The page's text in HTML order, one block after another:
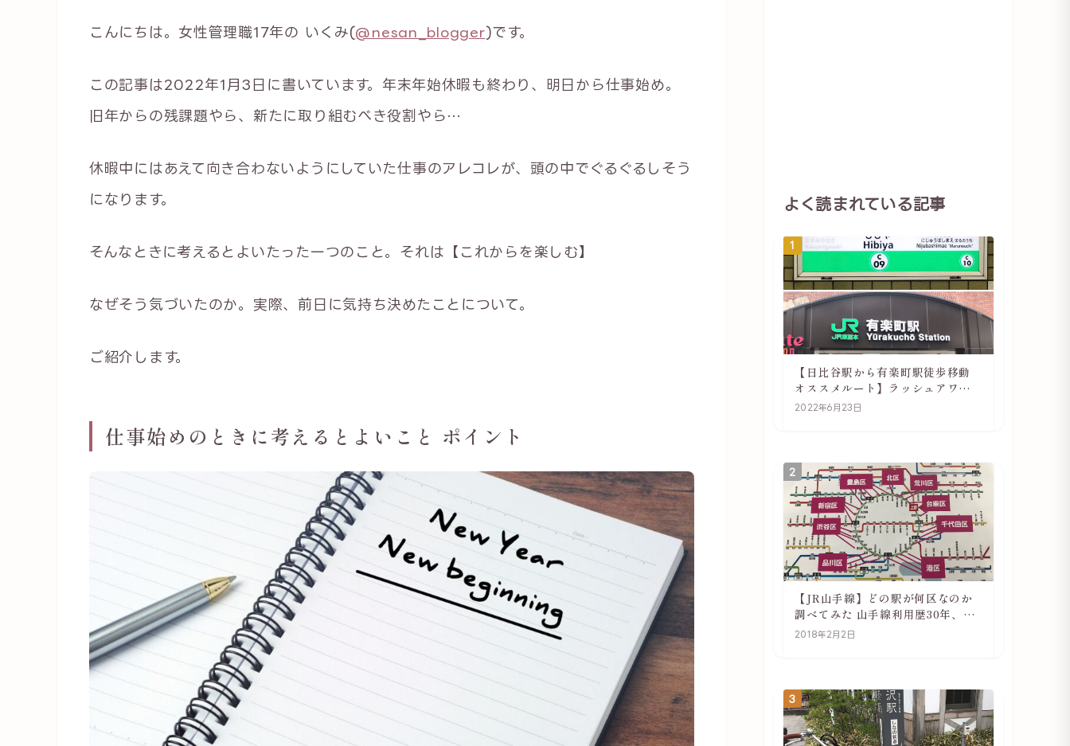
こんにちは。女性管理職17年の いくみ(@nesan_blogger)です。
この記事は2022年1月3日に書いています。年末年始休暇も終わり、明日から仕事始め。
旧年からの残課題やら、新たに取り組むべき役割やら…
休暇中にはあえて向き合わないようにしていた仕事のアレコレが、頭の中でぐるぐるしそう
になります。
そんなときに考えるとよいたった一つのこと。それは【これからを楽しむ】
なぜそう気づいたのか。実際、前日に気持ち決めたことについて。
ご紹介します。
仕事始めのときに考えるとよいこと ポイント
よく読まれている記事
1
【日比谷駅から有楽町駅徒歩移動
オススメルート】ラッシュアワー
でも快適
2022年6月23日
2
【JR山手線】どの駅が何区なのか
調べてみた 山手線利用歴30年、私
の考察
2018年2月2日
3